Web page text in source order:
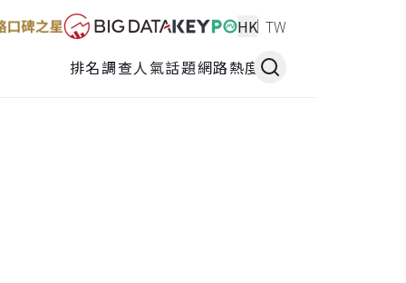
HK TW
排名調查人氣話題網路熱度